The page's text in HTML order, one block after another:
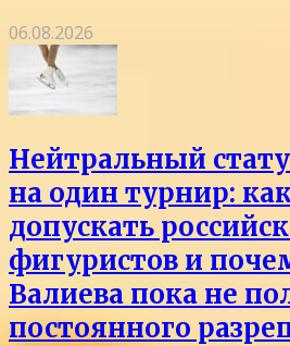
06.08.2026
Нейтральный
на один турнир:
допускать
фигуристов и
Валиева пока не
постоянного